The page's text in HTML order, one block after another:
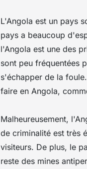
L'Angola est un pays
pays a beaucoup
l'Angola est une des
sont peu fréquentées
s'échapper de la
faire en Angola,
Malheureusement,
de criminalité est très
visiteurs. De plus, le
reste des mines